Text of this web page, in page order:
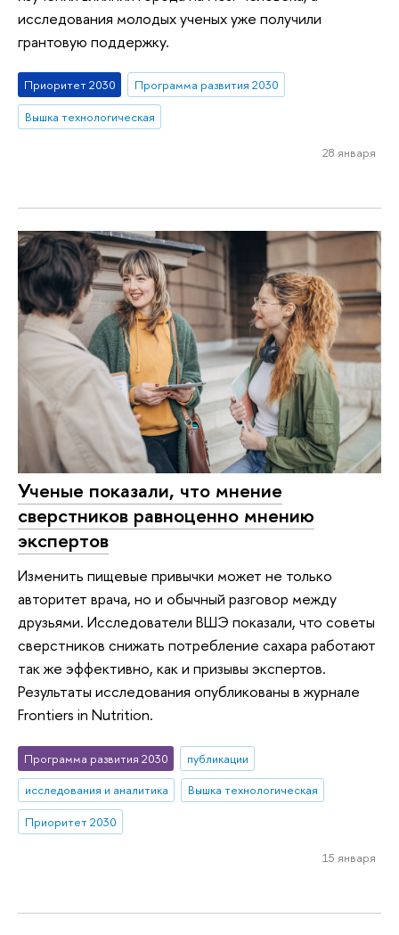
исследования молодых ученых уже получили
грантовую поддержку.
Приоритет 2030
Программа развития 2030
Вышка технологическая
28 января
Ученые показали, что мнение
сверстников равноценно мнению
экспертов
Изменить пищевые привычки может не только
авторитет врача, но и обычный разговор между
друзьями. Исследователи ВШЭ показали, что советы
сверстников снижать потребление сахара работают
так же эффективно, как и призывы экспертов.
Результаты исследования опубликованы в журнале
Frontiers in Nutrition.
Программа развития 2030
публикации
исследования и аналитика
Вышка технологическая
Приоритет 2030
15 января